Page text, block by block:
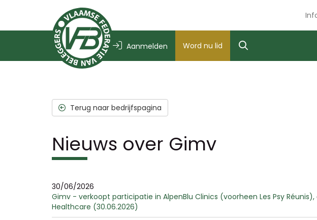
Aanmelden Word nu lid
Terug naar bedrijfspagina
Nieuws over Gimv
30/06/2026
Gimv - verkoopt participatie in AlpenBlu Clinics (voorheen Les Psy
Healthcare (30.06.2026)